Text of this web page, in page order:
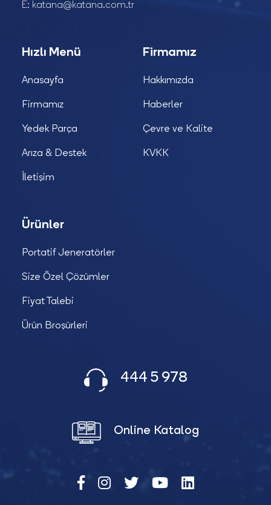
E: katana@katana.com.tr
Hızlı Menü
Anasayfa
Firmamız
Yedek Parça
Arıza & Destek
İletişim
Firmamız
Hakkımızda
Haberler
Çevre ve Kalite
KVKK
Ürünler
Portatif Jeneratörler
Size Özel Çözümler
Fiyat Talebi
Ürün Broşürleri
444 5 978
Online Katalog